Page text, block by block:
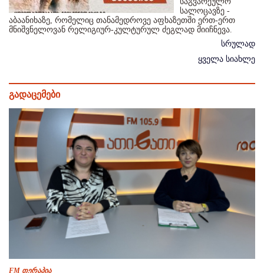
სალოცავზე -
აბაანიხაზე, რომელიც თანამედროვე აფხაზეთში ერთ-ერთ
მნიშვნელოვან რელიგიურ-კულტურულ ძეგლად მიიჩნევა.
სრულად
ყველა სიახლე
გადაცემები
FM თერაპია